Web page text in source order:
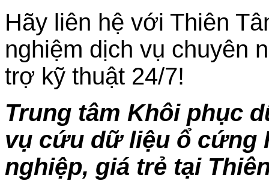
Hãy liên hệ với Thiên
nghiệm dịch vụ chuyên
trợ kỹ thuật 24/7!
Trung tâm Khôi phục
vụ cứu dữ liệu ổ cứng
nghiệp, giá trẻ tại